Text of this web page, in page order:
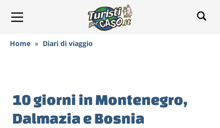
Home » Diari di viaggio
10 giorni in Montenegro,
Dalmazia e Bosnia